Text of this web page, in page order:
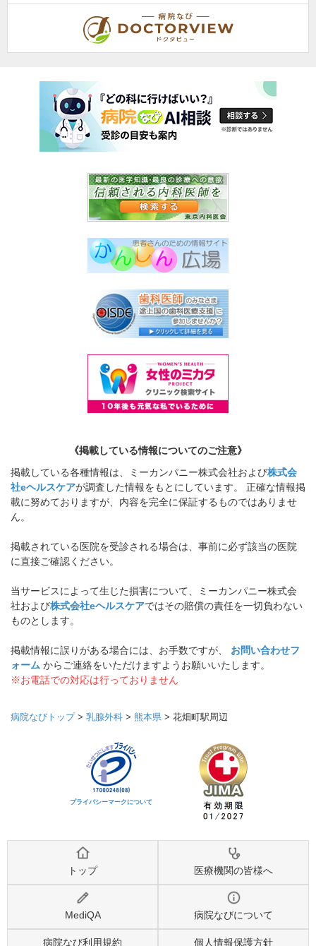
《掲載している情報についてのご注意》
掲載している各種情報は、ミーカンパニー株式会社および株式会
社eヘルスケアが調査した情報をもとにしています。 正確な情報掲
載に努めておりますが、内容を完全に保証するものではありませ
ん。
掲載されている医院を受診される場合は、事前に必ず該当の医院
に直接ご確認ください。
当サービスによって生じた損害について、ミーカンパニー株式会
社および株式会社eヘルスケアではその賠償の責任を一切負わない
ものとします。
掲載情報に誤りがある場合には、お手数ですが、 お問い合わせフ
ォーム からご連絡をいただけますようお願いいたします。
※お電話での対応は行っておりません
病院なびトップ> 乳腺外科 > 熊本県 > 花畑町駅周辺
プライバシーマークについて
トップ 医療機関の皆様へ
MediQA 病院なびについて
病院なび利用規約 個人情報保護方針